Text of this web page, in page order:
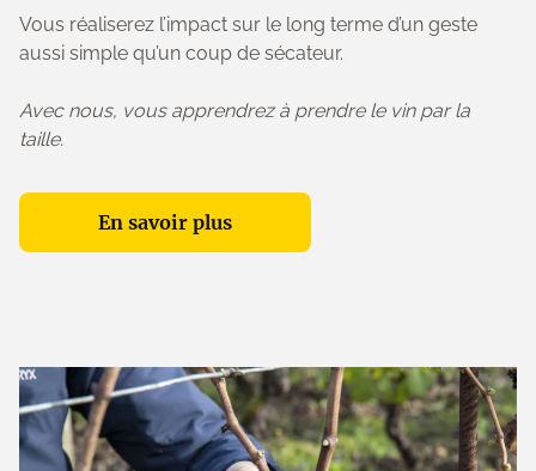
Vous réaliserez l’impact sur le long terme d’un geste
aussi simple qu’un coup de sécateur.
Avec nous, vous apprendrez à prendre le vin par la
taille.
En savoir plus